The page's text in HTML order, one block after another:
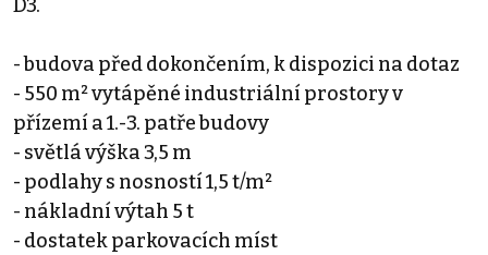
D3.
- budova před dokončením, k dispozici na dotaz
- 550 m² vytápěné industriální prostory v
přízemí a 1.-3. patře budovy
- světlá výška 3,5 m
- podlahy s nosností 1,5 t/m²
- nákladní výtah 5 t
- dostatek parkovacích míst